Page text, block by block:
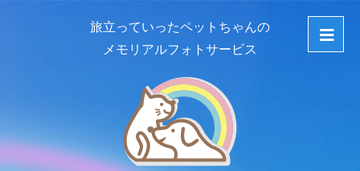
旅立っていったペットちゃんの
メモリアルフォトサービス